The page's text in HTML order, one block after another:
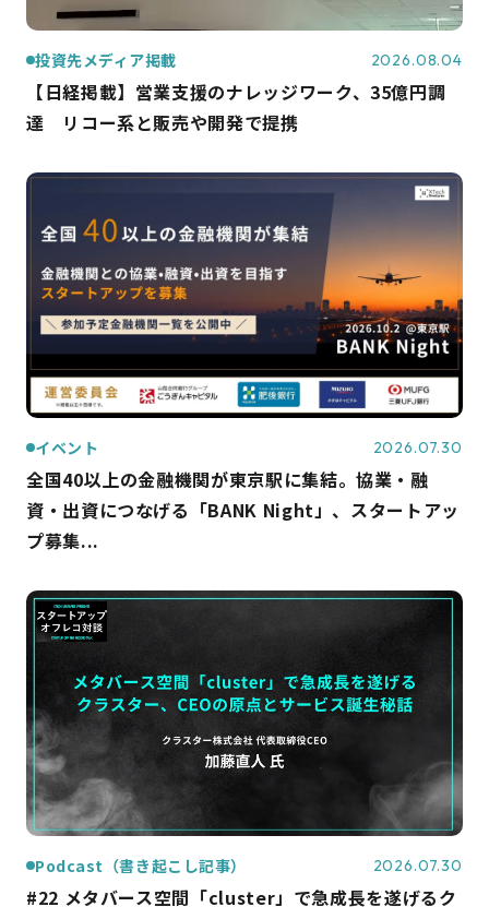
投資先メディア掲載 2026.08.04
【日経掲載】営業支援のナレッジワーク、35億円調
達 リコー系と販売や開発で提携
イベント 2026.07.30
全国40以上の金融機関が東京駅に集結。協業・融
資・出資につなげる「BANK Night」、スタートアッ
プ募集...
Podcast（書き起こし記事） 2026.07.30
#22 メタバース空間「cluster」で急成長を遂げるク